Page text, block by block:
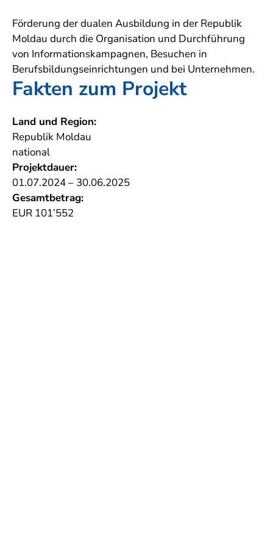
Förderung der dualen Ausbildung in der Republik
Moldau durch die Organisation und Durchführung
von Informationskampagnen, Besuchen in
Berufsbildungseinrichtungen und bei Unternehmen.
Fakten zum Projekt
Land und Region:
Republik Moldau
national
Projektdauer:
01.07.2024 – 30.06.2025
Gesamtbetrag:
EUR 101’552